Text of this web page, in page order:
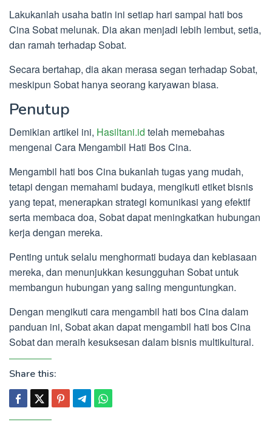
Lakukanlah usaha batin ini setiap hari sampai hati bos
Cina Sobat melunak. Dia akan menjadi lebih lembut, setia,
dan ramah terhadap Sobat.
Secara bertahap, dia akan merasa segan terhadap Sobat,
meskipun Sobat hanya seorang karyawan biasa.
Penutup
Demikian artikel ini, Hasiltani.id telah memebahas
mengenai Cara Mengambil Hati Bos Cina.
Mengambil hati bos Cina bukanlah tugas yang mudah,
tetapi dengan memahami budaya, mengikuti etiket bisnis
yang tepat, menerapkan strategi komunikasi yang efektif
serta membaca doa, Sobat dapat meningkatkan hubungan
kerja dengan mereka.
Penting untuk selalu menghormati budaya dan kebiasaan
mereka, dan menunjukkan kesungguhan Sobat untuk
membangun hubungan yang saling menguntungkan.
Dengan mengikuti cara mengambil hati bos Cina dalam
panduan ini, Sobat akan dapat mengambil hati bos Cina
Sobat dan meraih kesuksesan dalam bisnis multikultural.
Share this: